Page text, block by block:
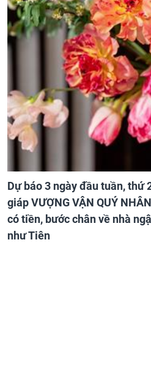
Dự báo 3 ngày đầu tuần, thứ
giáp VƯỢNG VẬN QUÝ
có tiền, bước chân về nhà
như Tiên